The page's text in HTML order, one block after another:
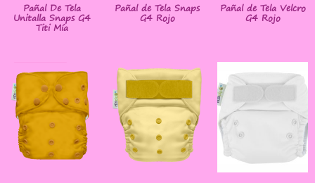
Pañal De Tela
Unitalla Snaps G4
Titi Mía
Pañal de Tela Snaps
G4 Rojo
Pañal de Tela Velcro
G4 Rojo